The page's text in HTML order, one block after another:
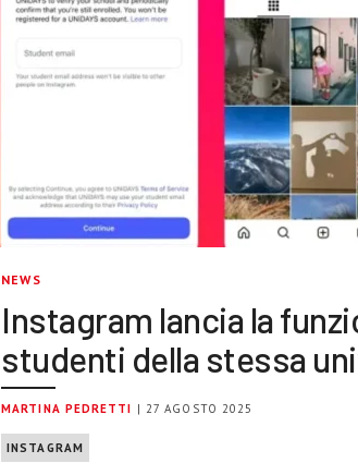
NEWS
Instagram lancia la
studenti della stessa
MARTINA PEDRETTI | 27 AGOSTO 2025
INSTAGRAM